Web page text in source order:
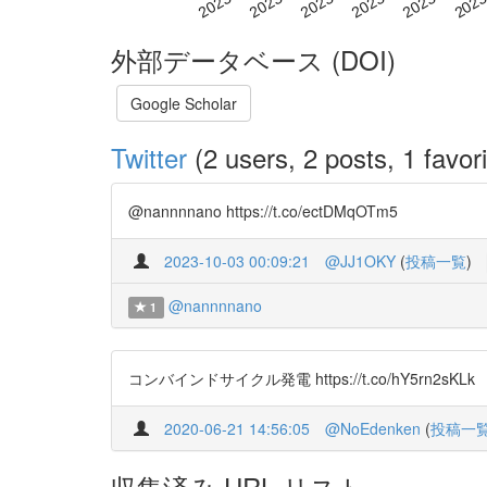
外部データベース (DOI)
Google Scholar
Twitter (2 users, 2 posts, 1
@nannnnano https://t.co/ectDMqOTm5
2023-10-03 00:09:21 @JJ1OKY (投稿一覧)
1 @nannnnano
コンバインドサイクル発電 https://t.co/hY5rn2sKLk
2020-06-21 14:56:05 @NoEdenken (投稿一